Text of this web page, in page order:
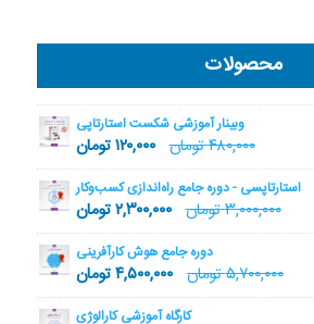
محصولات
وبینار آموزشی شکست استارتاپی
۴۸۰,۰۰۰تومان ۱۲۰,۰۰۰تومان
استارتاپسی - دوره جامع راه‌اندازی کسب‌وکار
۳,۰۰۰,۰۰۰تومان ۲,۳۰۰,۰۰۰تومان
دوره جامع هوش کارآفرینی
۵,۷۰۰,۰۰۰تومان ۴,۵۰۰,۰۰۰تومان
کارگاه آموزشی کارالوژی